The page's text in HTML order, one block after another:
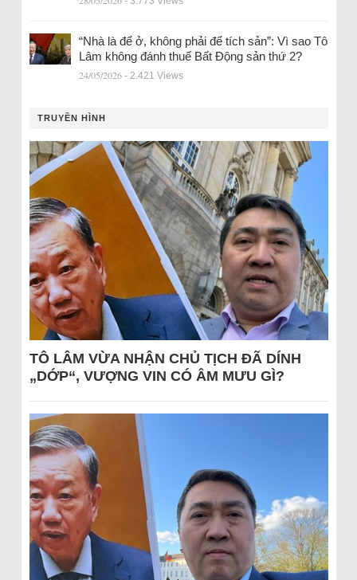
“Nhà là để ở, không phải để tích sản”: Vì sao Tô
Lâm không đánh thuế Bất Động sản thứ 2?
24/05/2026 - 2.421 Views
TRUYỀN HÌNH
TÔ LÂM VỪA NHẬN CHỦ TỊCH ĐÃ DÍNH
„DỚP“, VƯỢNG VIN CÓ ÂM MƯU GÌ?